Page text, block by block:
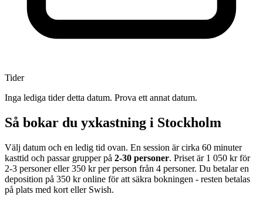
Tider
Inga lediga tider detta datum. Prova ett annat datum.
Så bokar du yxkastning i Stockholm
Välj datum och en ledig tid ovan. En session är cirka 60 minuter
kasttid och passar grupper på 2-30 personer. Priset är 1 050 kr för
2-3 personer eller 350 kr per person från 4 personer. Du betalar en
deposition på 350 kr online för att säkra bokningen - resten betalas
på plats med kort eller Swish.